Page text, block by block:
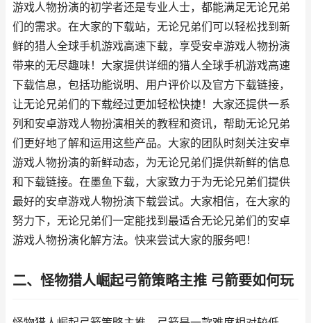
游戏人物扮演的初学者还是专业人士，都能满足无论兄弟
们的需求。在大家的下载站，无论兄弟们可以轻松找到新
鲜的猎人全球手机游戏高速下载，享受安卓游戏人物扮演
带来的无尽趣味！大家提供详细的猎人全球手机游戏高速
下载信息，包括功能说明、用户评价以及官方下载链接，
让无论兄弟们的下载经过更加轻松快捷！大家还提供一系
列和安卓游戏人物扮演相关的教程和资讯，帮助无论兄弟
们更好地了解和运用这些产品。大家的团队时刻关注安卓
游戏人物扮演的新鲜动态，为无论兄弟们提供新鲜的信息
和下载链接。在墨鱼下载，大家致力于为无论兄弟们提供
最好的安卓游戏人物扮演下载尝试。大家相信，在大家的
努力下，无论兄弟们一定能找到最适合无论兄弟们的安卓
游戏人物扮演化解方法。快来尝试大家的服务吧！
二、怪物猎人崛起弓箭策略主推 弓箭要如何玩